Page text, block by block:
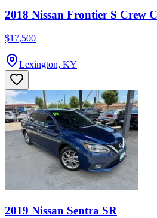
2018 Nissan Frontier S Crew
$17,500
Lexington, KY
2019 Nissan Sentra SR